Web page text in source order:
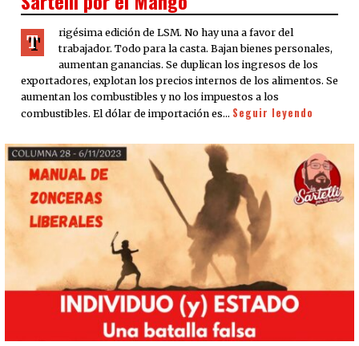
T
rigésima edición de LSM. No hay una a favor del
trabajador. Todo para la casta. Bajan bienes personales,
aumentan ganancias. Se duplican los ingresos de los
exportadores, explotan los precios internos de los alimentos. Se
aumentan los combustibles y no los impuestos a los
combustibles. El dólar de importación es… Seguir leyendo